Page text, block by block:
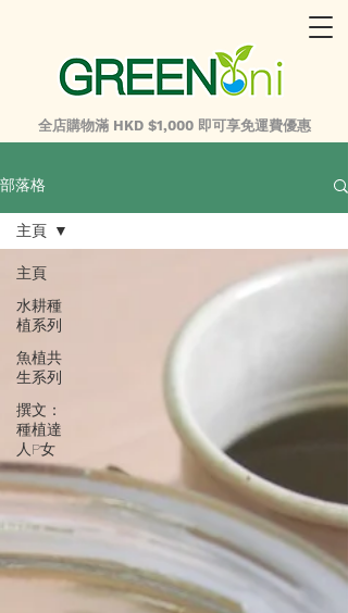
全店購物滿 HKD $1,000 即可享免運費優惠
部落格
主頁
水耕種
植系列
魚植共
生系列
撰文：
種植達
人P女
主頁